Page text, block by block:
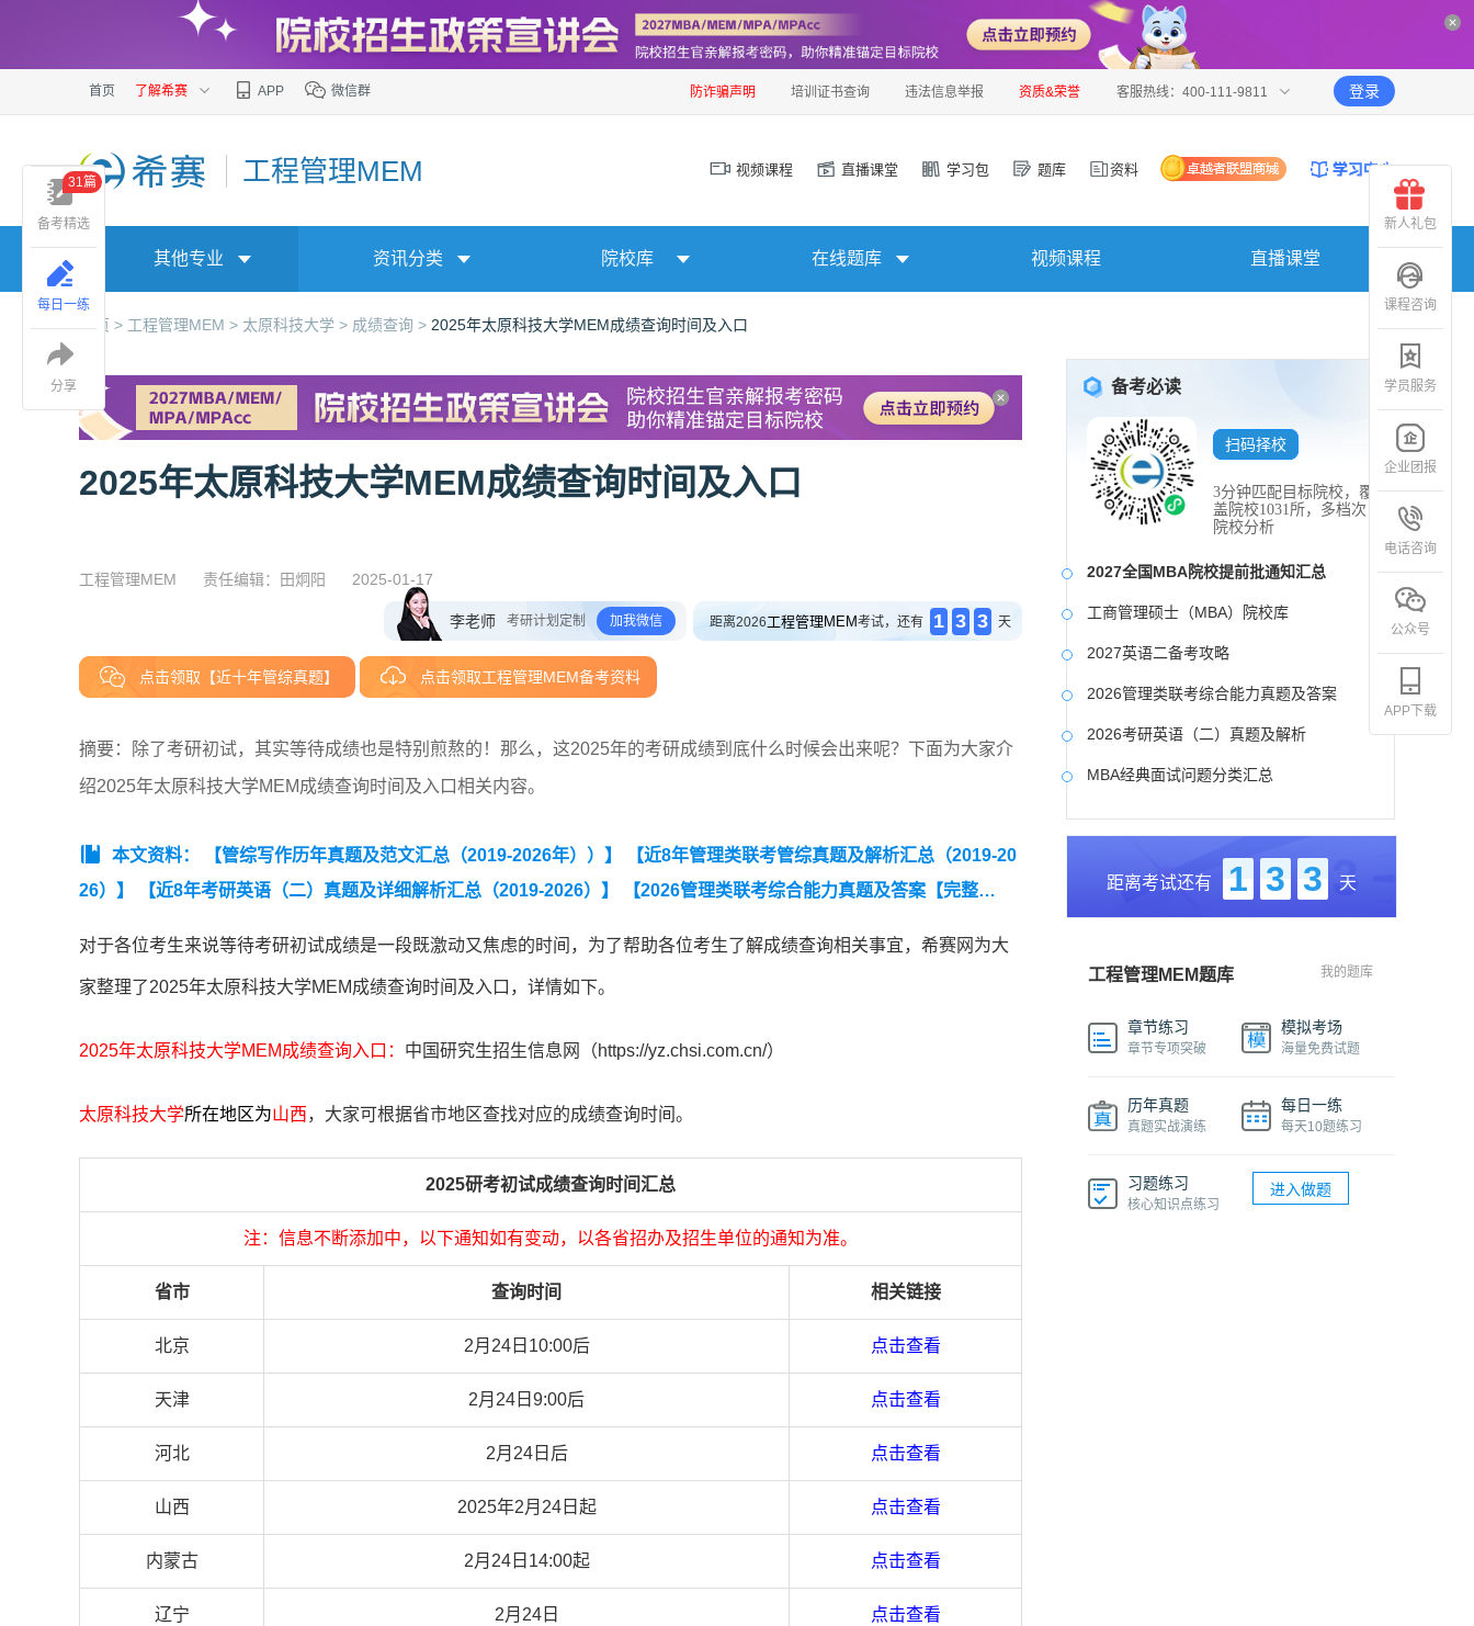
首页 了解希赛 APP 微信群 防诈骗声明 培训证书查询 违法信息举报 资质&荣誉 客服热线：400-111-9811 登录
工程管理MEM 视频课程 直播课堂 学习包 题库 资料
其他专业 资讯分类 院校库 在线题库 视频课程 直播课堂
首页 > 工程管理MEM > 太原科技大学 > 成绩查询 > 2025年太原科技大学MEM成绩查询时间及入口
2025年太原科技大学MEM成绩查询时间及入口
工程管理MEM 责任编辑：田炯阳 2025-01-17
李老师 考研计划定制 加我微信 距离2026工程管理MEM考试，还有 1 3 3 天
点击领取【近十年管综真题】 点击领取工程管理MEM备考资料
摘要：除了考研初试，其实等待成绩也是特别煎熬的！那么，这2025年的考研成绩到底什么时候会出来呢？下面为大家介
绍2025年太原科技大学MEM成绩查询时间及入口相关内容。
本文资料： 【管综写作历年真题及范文汇总（2019-2026年））】
【近8年管理类联考管综真题及解析汇总（2019-20
26）】
【近8年考研英语（二）真题及详细解析汇总（2019-2026）】
【2026管理类联考综合能力真题及答案【完整
对于各位考生来说等待考研初试成绩是一段既激动又焦虑的时间，为了帮助各位考生了解成绩查询相关事宜，希赛网为大
家整理了2025年太原科技大学MEM成绩查询时间及入口，详情如下。
2025年太原科技大学MEM成绩查询入口： 中国研究生招生信息网（https://yz.chsi.com.cn/）
太原科技大学所在地区为山西，大家可根据省市地区查找对应的成绩查询时间。
2025研考初试成绩查询时间汇总
注：信息不断添加中，以下通知如有变动，以各省招办及招生单位的通知为准。
省市 查询时间 相关链接
北京 2月24日10:00后 点击查看
天津 2月24日9:00后 点击查看
河北 2月24日后 点击查看
山西 2025年2月24日起 点击查看
内蒙古 2月24日14:00起 点击查看
辽宁 2月24日 点击查看
备考必读
扫码择校
3分钟匹配目标院校，覆
盖院校1031所，多档次
院校分析
2027全国MBA院校提前批通知汇总
工商管理硕士（MBA）院校库
2027英语二备考攻略
2026管理类联考综合能力真题及答案
2026考研英语（二）真题及解析
MBA经典面试问题分类汇总
2017-2025近九年各科真题及详细解析
考研英语（二）试题库
2027写作备考攻略
距离考试还有 1 3 3 天
工程管理MEM题库 我的题库
章节练习
章节专项突破
模拟考场
海量免费试题
历年真题
真题实战演练
每日一练
每天10题练习
习题练习
核心知识点练习
进入做题
备考精选
31篇
每日一练
分享
新人礼包
课程咨询
学员服务
企业团报
电话咨询
公众号
APP下载